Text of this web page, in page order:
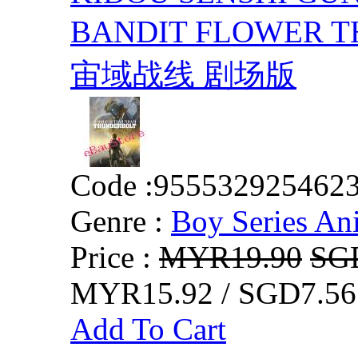
BANDIT FLOWER
宙域战线 剧场版
Code :
Genre : Boy Series
Price : MYR19.90
MYR15.92 /
Add To Cart